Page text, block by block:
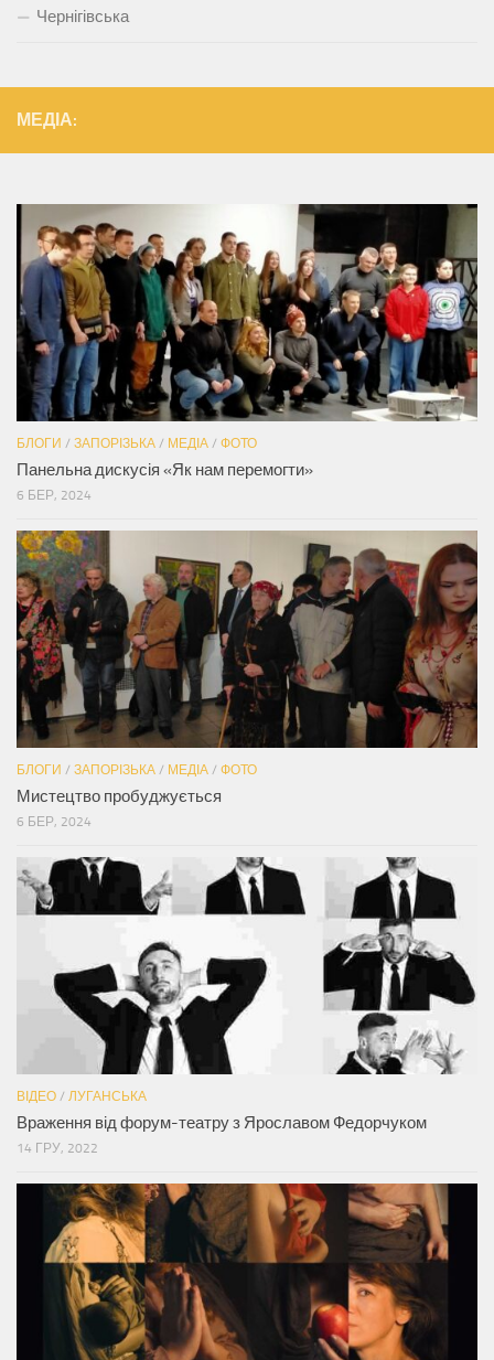
Чернігівська
МЕДІА:
БЛОГИ / ЗАПОРІЗЬКА / МЕДІА / ФОТО
Панельна дискусія «Як нам перемогти»
6 БЕР, 2024
БЛОГИ / ЗАПОРІЗЬКА / МЕДІА / ФОТО
Мистецтво пробуджується
6 БЕР, 2024
ВІДЕО / ЛУГАНСЬКА
Враження від форум-театру з Ярославом Федорчуком
14 ГРУ, 2022